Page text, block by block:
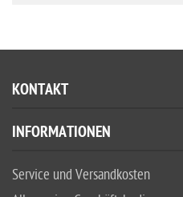
KONTAKT
INFORMATIONEN
Service und Versandkosten